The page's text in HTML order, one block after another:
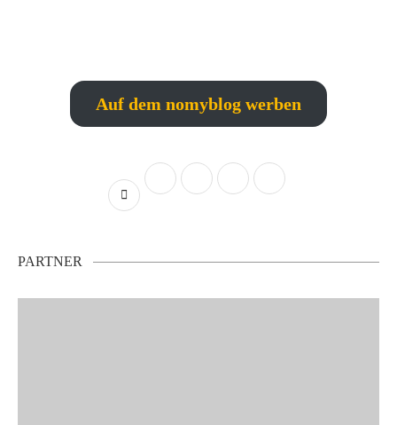
Auf dem nomyblog werben
PARTNER